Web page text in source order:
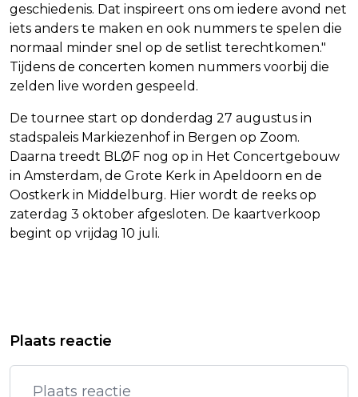
geschiedenis. Dat inspireert ons om iedere avond net
iets anders te maken en ook nummers te spelen die
normaal minder snel op de setlist terechtkomen."
Tijdens de concerten komen nummers voorbij die
zelden live worden gespeeld.
De tournee start op donderdag 27 augustus in
stadspaleis Markiezenhof in Bergen op Zoom.
Daarna treedt BLØF nog op in Het Concertgebouw
in Amsterdam, de Grote Kerk in Apeldoorn en de
Oostkerk in Middelburg. Hier wordt de reeks op
zaterdag 3 oktober afgesloten. De kaartverkoop
begint op vrijdag 10 juli.
NIEUWE COACH
OVEREENKOMST MET IRAN VOORBIJ,
ZEGT TRUMP
Plaats reactie